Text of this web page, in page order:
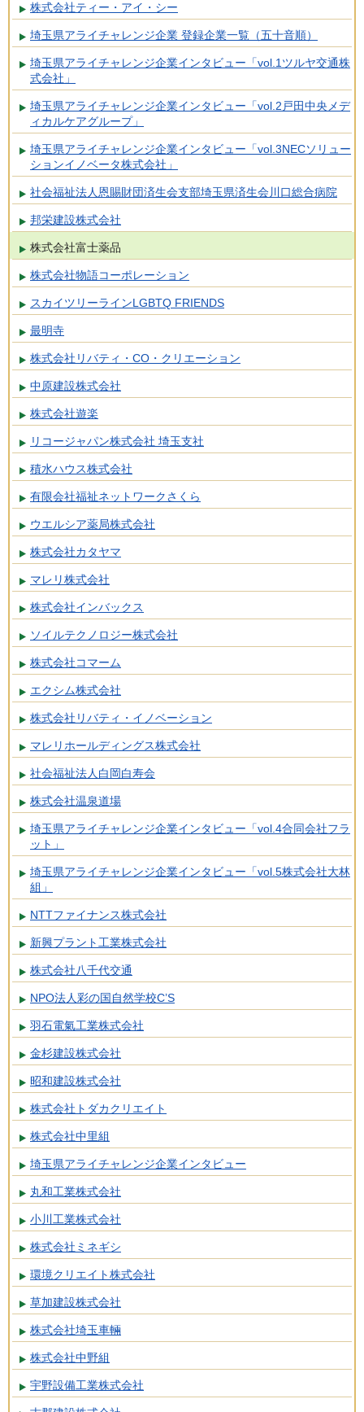
株式会社ティー・アイ・シー
埼玉県アライチャレンジ企業 登録企業一覧（五十音順）
埼玉県アライチャレンジ企業インタビュー「vol.1ツルヤ交通株
式会社」
埼玉県アライチャレンジ企業インタビュー「vol.2戸田中央メデ
ィカルケアグループ」
埼玉県アライチャレンジ企業インタビュー「vol.3NECソリュー
ションイノベータ株式会社」
社会福祉法人恩賜財団済生会支部埼玉県済生会川口総合病院
邦栄建設株式会社
株式会社富士薬品
株式会社物語コーポレーション
スカイツリーラインLGBTQ FRIENDS
最明寺
株式会社リバティ・CO・クリエーション
中原建設株式会社
株式会社遊楽
リコージャパン株式会社 埼玉支社
積水ハウス株式会社
有限会社福祉ネットワークさくら
ウエルシア薬局株式会社
株式会社カタヤマ
マレリ株式会社
株式会社インバックス
ソイルテクノロジー株式会社
株式会社コマーム
エクシム株式会社
株式会社リバティ・イノベーション
マレリホールディングス株式会社
社会福祉法人白岡白寿会
株式会社温泉道場
埼玉県アライチャレンジ企業インタビュー「vol.4合同会社フラ
ット」
埼玉県アライチャレンジ企業インタビュー「vol.5株式会社大林
組」
NTTファイナンス株式会社
新興プラント工業株式会社
株式会社八千代交通
NPO法人彩の国自然学校C’S
羽石電氣工業株式会社
金杉建設株式会社
昭和建設株式会社
株式会社トダカクリエイト
株式会社中里組
埼玉県アライチャレンジ企業インタビュー
丸和工業株式会社
小川工業株式会社
株式会社ミネギシ
環境クリエイト株式会社
草加建設株式会社
株式会社埼玉車輛
株式会社中野組
宇野設備工業株式会社